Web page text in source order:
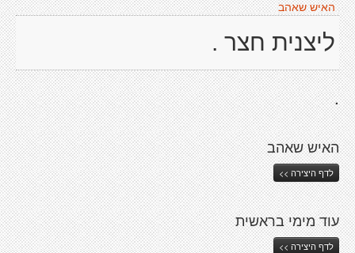
האיש שאהב
ליצנית חצר .
.
האיש שאהב
לדף היצירה >>
עוד מימי בראשית
לדף היצירה >>